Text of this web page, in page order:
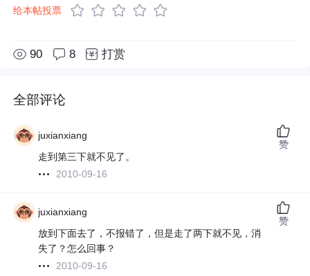
给本帖投票
90 8 打赏
全部评论
juxianxiang
走到第三下就不见了。
2010-09-16
赞
juxianxiang
放到下面去了，不报错了，但是走了两下就不见，消
失了？怎么回事？
2010-09-16
赞